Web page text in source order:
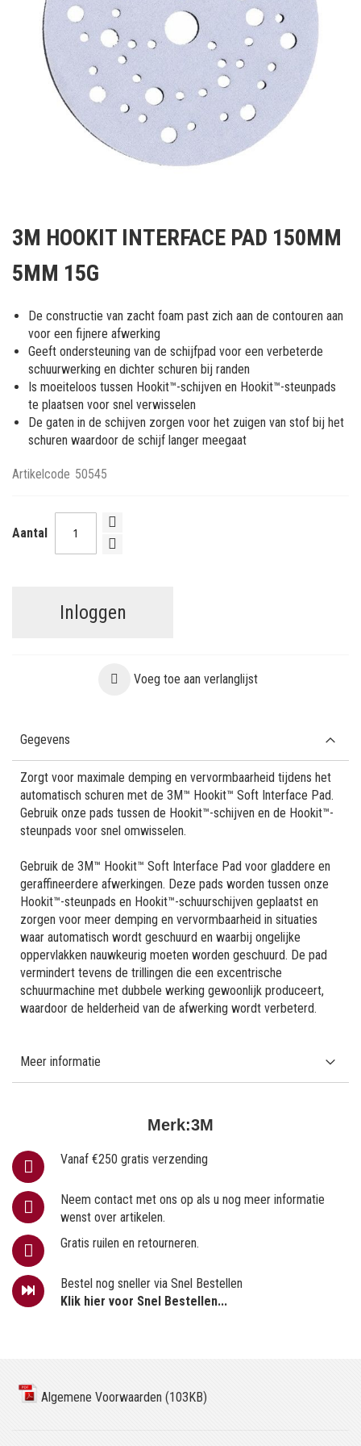
het
van
afbeeldingen-
gallerij
3M HOOKIT INTERFACE PAD 150MM
5MM 15G
De constructie van zacht foam past zich aan de contouren aan
voor een fijnere afwerking
Geeft ondersteuning van de schijfpad voor een verbeterde
schuurwerking en dichter schuren bij randen
Is moeiteloos tussen Hookit™-schijven en Hookit™-steunpads
te plaatsen voor snel verwisselen
De gaten in de schijven zorgen voor het zuigen van stof bij het
schuren waardoor de schijf langer meegaat
Artikelcode 50545
Aantal
Inloggen
Voeg toe aan verlanglijst
Merk:3M
Vanaf €250 gratis verzending
Neem contact met ons op als u nog meer informatie
wenst over artikelen.
Gratis ruilen en retourneren.
Bestel nog sneller via Snel Bestellen
Klik hier voor Snel Bestellen...
Gegevens
Zorgt voor maximale demping en vervormbaarheid tijdens het
automatisch schuren met de 3M™ Hookit™ Soft Interface Pad.
Gebruik onze pads tussen de Hookit™-schijven en de Hookit™-
steunpads voor snel omwisselen.
Gebruik de 3M™ Hookit™ Soft Interface Pad voor gladdere en
geraffineerdere afwerkingen. Deze pads worden tussen onze
Hookit™-steunpads en Hookit™-schuurschijven geplaatst en
zorgen voor meer demping en vervormbaarheid in situaties
waar automatisch wordt geschuurd en waarbij ongelijke
oppervlakken nauwkeurig moeten worden geschuurd. De pad
vermindert tevens de trillingen die een excentrische
schuurmachine met dubbele werking gewoonlijk produceert,
waardoor de helderheid van de afwerking wordt verbeterd.
Meer informatie
Algemene Voorwaarden (103KB)